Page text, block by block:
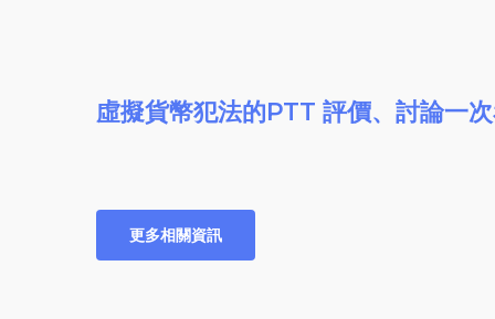
虛擬貨幣犯法的PTT 評價、討論一
更多相關資訊